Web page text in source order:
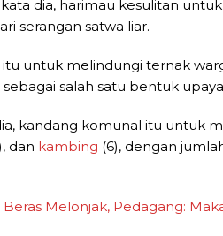
dia, harimau kesulitan
serangan satwa liar.
untuk melindungi ternak
salah satu bentuk
kandang komunal itu untuk
dan kambing (6), dengan
Melonjak, Pedagang: